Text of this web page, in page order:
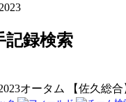
記録検索
オータム 【佐久総合